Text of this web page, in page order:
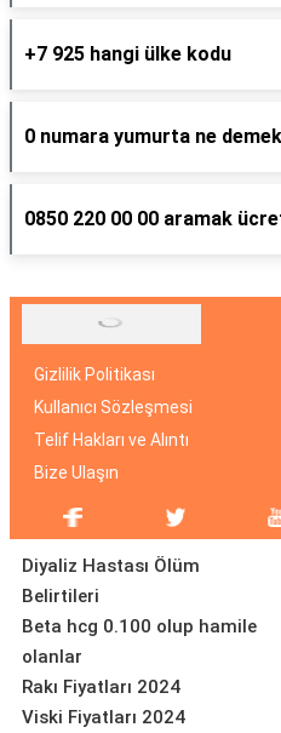
+7 925 hangi ülke kodu
0 numara yumurta ne demek
0850 220 00 00 aramak
Gizlilik Politikası
Kullanıcı Sözleşmesi
Telif Hakları ve Alıntı
Bize Ulaşın
Diyaliz Hastası Ölüm
Belirtileri
Beta hcg 0.100 olup hamile
olanlar
Rakı Fiyatları 2024
Viski Fiyatları 2024